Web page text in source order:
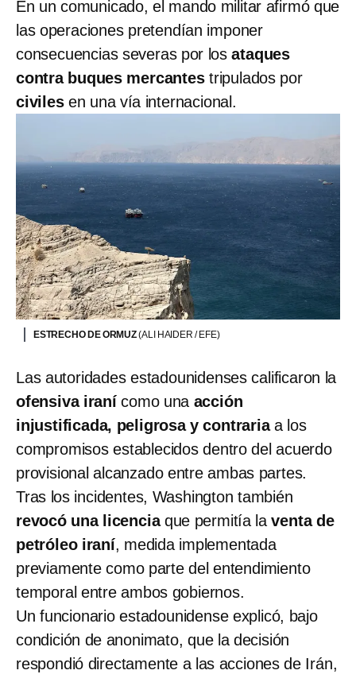
En un comunicado, el mando militar afirmó que
las operaciones pretendían imponer
consecuencias severas por losataques
contra buques mercantestripulados por
civilesen una vía internacional.
ESTRECHO DE ORMUZ(ALI HAIDER / EFE)
Las autoridades estadounidenses calificaron la
ofensiva iranícomo una acción
injustificada, peligrosa y contrariaa los
compromisos establecidos dentro del acuerdo
provisional alcanzado entre ambas partes.
Tras los incidentes, Washington también
revocó una licenciaque permitía laventa de
petróleo iraní, medida implementada
previamente como parte del entendimiento
temporal entre ambos gobiernos.
Un funcionario estadounidense explicó, bajo
condición de anonimato, que la decisión
respondió directamente a las acciones de Irán,